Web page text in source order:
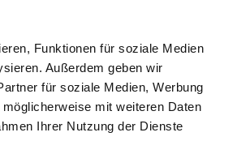
Funktionen für soziale Medien
Außerdem geben wir
für soziale Medien, Werbung
mit weiteren Daten
Ihrer Nutzung der Dienste
Femurkopf spenden